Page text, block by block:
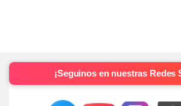
¡Seguinos en nuestras Redes